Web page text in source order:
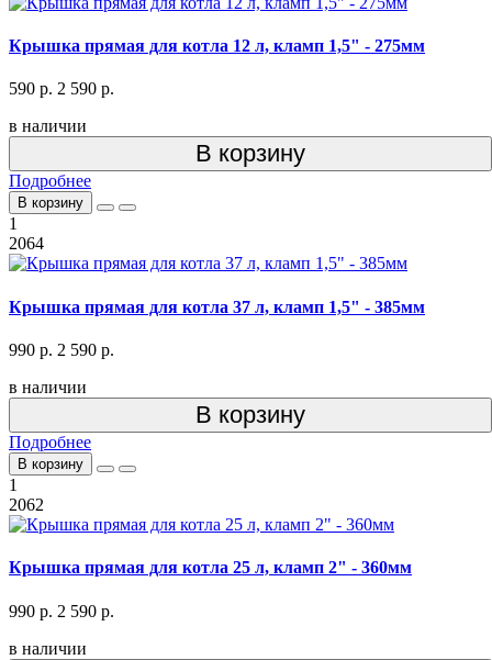
Крышка прямая для котла 12 л, кламп 1,5" - 275мм
590 р. 2 590 р.
в наличии
В корзину
Подробнее
В корзину
1
2064
Крышка прямая для котла 37 л, кламп 1,5" - 385мм
990 р. 2 590 р.
в наличии
В корзину
Подробнее
В корзину
1
2062
Крышка прямая для котла 25 л, кламп 2" - 360мм
990 р. 2 590 р.
в наличии